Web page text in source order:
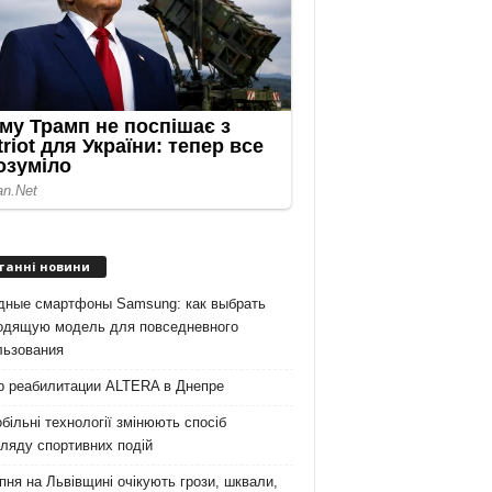
новини
смартфоны Samsung: как выбрать
модель для повседневного
реабилитации ALTERA в Днепре
технології змінюють спосіб
спортивних подій
на Львівщині очікують грози, шквали,